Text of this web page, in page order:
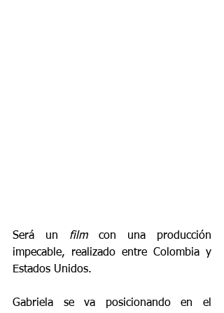
Será un film con una producción
impecable, realizado entre Colombia y
Estados Unidos.
Gabriela se va posicionando en el